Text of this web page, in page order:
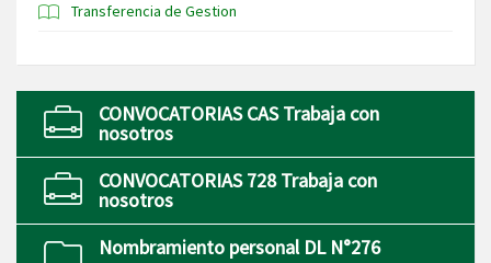
Transferencia de Gestion
CONVOCATORIAS CAS Trabaja con
nosotros
CONVOCATORIAS 728 Trabaja con
nosotros
Nombramiento personal DL N°276